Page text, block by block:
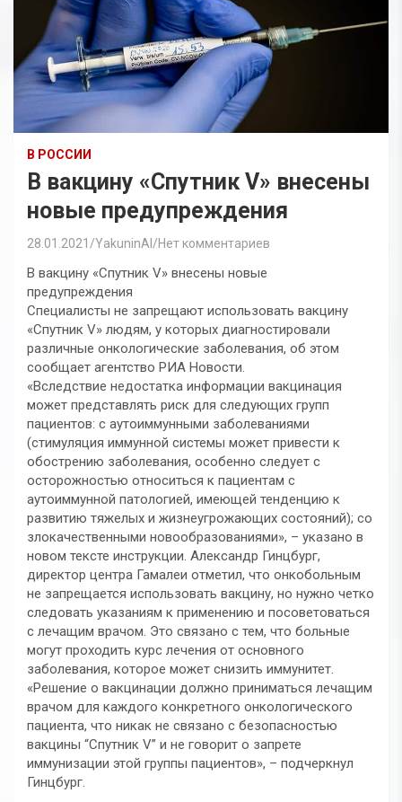
В РОССИИ
В вакцину «Спутник V» внесены
новые предупреждения
28.01.2021 YakuninAI Нет комментариев
В вакцину «Спутник V» внесены новые
предупреждения
Специалисты не запрещают использовать вакцину
«Спутник V» людям, у которых диагностировали
различные онкологические заболевания, об этом
сообщает агентство РИА Новости.
«Вследствие недостатка информации вакцинация
может представлять риск для следующих групп
пациентов: с аутоиммунными заболеваниями
(стимуляция иммунной системы может привести к
обострению заболевания, особенно следует с
осторожностью относиться к пациентам с
аутоиммунной патологией, имеющей тенденцию к
развитию тяжелых и жизнеугрожающих состояний); со
злокачественными новообразованиями», – указано в
новом тексте инструкции. Александр Гинцбург,
директор центра Гамалеи отметил, что онкобольным
не запрещается использовать вакцину, но нужно четко
следовать указаниям к применению и посоветоваться
с лечащим врачом. Это связано с тем, что больные
могут проходить курс лечения от основного
заболевания, которое может снизить иммунитет.
«Решение о вакцинации должно приниматься лечащим
врачом для каждого конкретного онкологического
пациента, что никак не связано с безопасностью
вакцины “Спутник V” и не говорит о запрете
иммунизации этой группы пациентов», – подчеркнул
Гинцбург.